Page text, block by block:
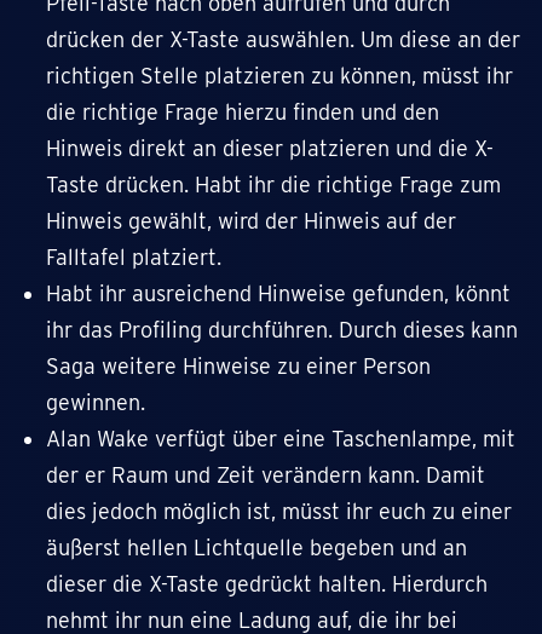
drücken der X-Taste auswählen. Um diese an der
richtigen Stelle platzieren zu können, müsst ihr
die richtige Frage hierzu finden und den
Hinweis direkt an dieser platzieren und die X-
Taste drücken. Habt ihr die richtige Frage zum
Hinweis gewählt, wird der Hinweis auf der
Falltafel platziert.
Habt ihr ausreichend Hinweise gefunden, könnt
ihr das Profiling durchführen. Durch dieses kann
Saga weitere Hinweise zu einer Person
gewinnen.
Alan Wake verfügt über eine Taschenlampe, mit
der er Raum und Zeit verändern kann. Damit
dies jedoch möglich ist, müsst ihr euch zu einer
äußerst hellen Lichtquelle begeben und an
dieser die X-Taste gedrückt halten. Hierdurch
nehmt ihr nun eine Ladung auf, die ihr bei